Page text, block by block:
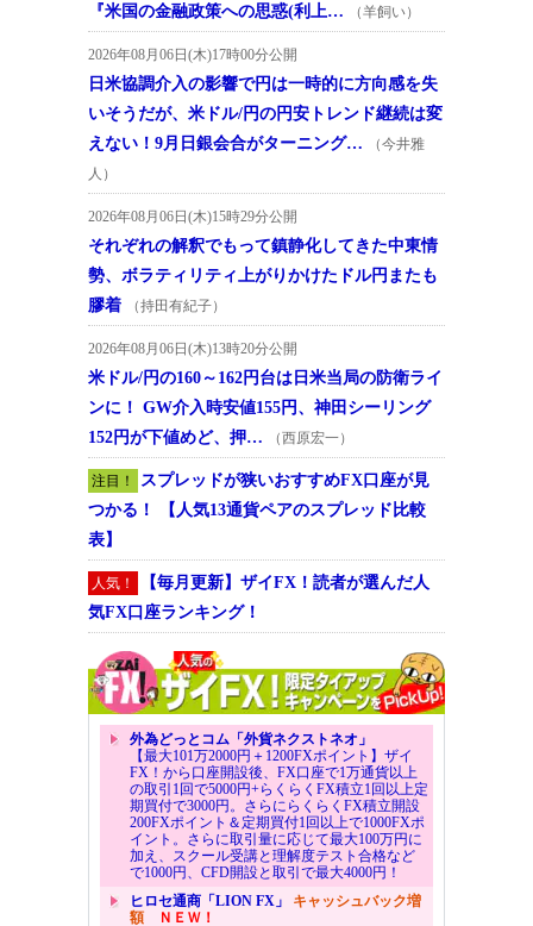
『米国の金融政策への思惑(利上…
（羊飼い）
2026年08月06日(木)17時00分公開
日米協調介入の影響で円は一時的に方向感を失
いそうだが、米ドル/円の円安トレンド継続は変
えない！9月日銀会合がターニング…
（今井雅
人）
2026年08月06日(木)15時29分公開
それぞれの解釈でもって鎮静化してきた中東情
勢、ボラティリティ上がりかけたドル円またも
膠着
（持田有紀子）
2026年08月06日(木)13時20分公開
米ドル/円の160～162円台は日米当局の防衛ライ
ンに！ GW介入時安値155円、神田シーリング
152円が下値めど、押…
（西原宏一）
注目！
スプレッドが狭いおすすめFX口座が見
つかる！ 【人気13通貨ペアのスプレッド比較
表】
人気！
【毎月更新】ザイFX！読者が選んだ人
気FX口座ランキング！
外為どっとコム「外貨ネクストネオ」
【最大101万2000円＋1200FXポイント】ザイ
FX！から口座開設後、FX口座で1万通貨以上
の取引1回で5000円+らくらくFX積立1回以上定
期買付で3000円。さらにらくらくFX積立開設
200FXポイント＆定期買付1回以上で1000FXポ
イント。さらに取引量に応じて最大100万円に
加え、スクール受講と理解度テスト合格など
で1000円、CFD開設と取引で最大4000円！
ヒロセ通商「LION FX」 キャッシュバック増
額ＮＥＷ！